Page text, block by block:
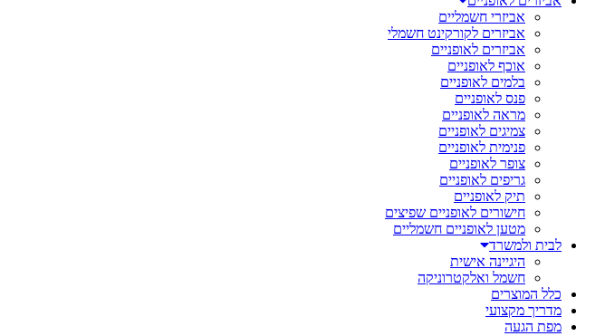
אביזרי חשמליים
אביזרים לקורקינט חשמלי
אביזרים לאופניים
אוכף לאופניים
בלמים לאופניים
פנס לאופניים
מראה לאופניים
צמיגים לאופניים
פנימית לאופניים
צופר לאופניים
גריפים לאופניים
תיק לאופניים
חישורים לאופניים שפיצים
מטען לאופניים חשמליים
לבית ולמשרד
היגיינה אישית
חשמל ואלקטרוניקה
כלל המוצרים
מדריך מקצועי
מפת הגעה